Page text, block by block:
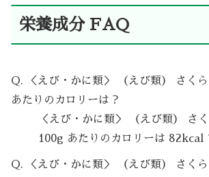
栄養成分 FAQ
Q. ＜えび・かに類＞ （えび類） さく
あたりのカロリーは？
＜えび・かに類＞ （えび類） さ
100g あたりのカロリーは 82kcal
Q. ＜えび・かに類＞ （えび類） さく